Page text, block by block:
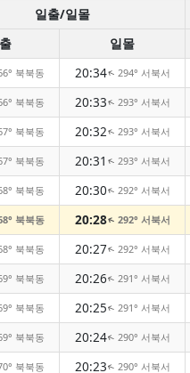
일출/일몰
일몰
북북동 20:34↑ 294° 서북서
북북동 20:33↑ 293° 서북서
북북동 20:32↑ 293° 서북서
북북동 20:31 ↑ 293° 서북서
북북동 20:30↑ 292° 서북서
북북동 20:28↑ 292° 서북서
북북동 20:27↑ 292° 서북서
북북동 20:26↑ 291° 서북서
북북동 20:25↑ 291° 서북서
북북동 20:24↑ 290° 서북서
북북동 20:23↑ 290° 서북서